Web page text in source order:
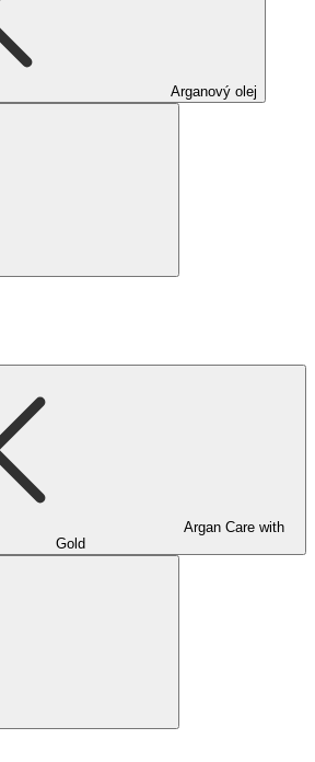
Arganový olej
Argan Care with
Gold